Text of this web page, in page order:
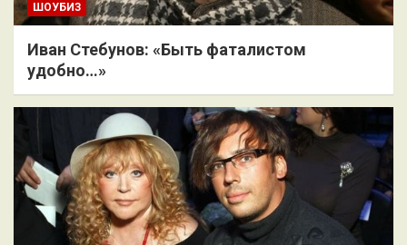
ШОУБИЗ
Иван Стебунов: «Быть фаталистом
удобно…»